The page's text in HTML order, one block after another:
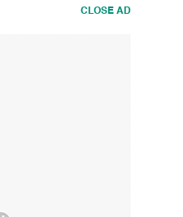
CLOSE AD